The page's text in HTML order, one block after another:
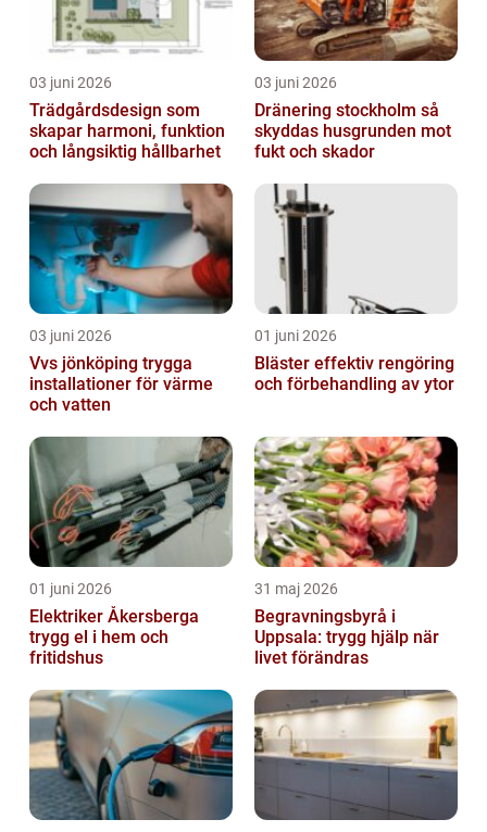
03 juni 2026
Trädgårdsdesign som
skapar harmoni, funktion
och långsiktig hållbarhet
03 juni 2026
Dränering stockholm så
skyddas husgrunden mot
fukt och skador
03 juni 2026
Vvs jönköping trygga
installationer för värme
och vatten
01 juni 2026
Bläster effektiv rengöring
och förbehandling av ytor
01 juni 2026
Elektriker Åkersberga
trygg el i hem och
fritidshus
31 maj 2026
Begravningsbyrå i
Uppsala: trygg hjälp när
livet förändras